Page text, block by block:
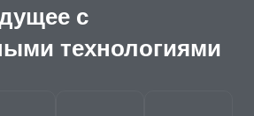
с
технологиями